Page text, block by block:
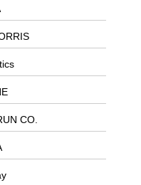
CO.